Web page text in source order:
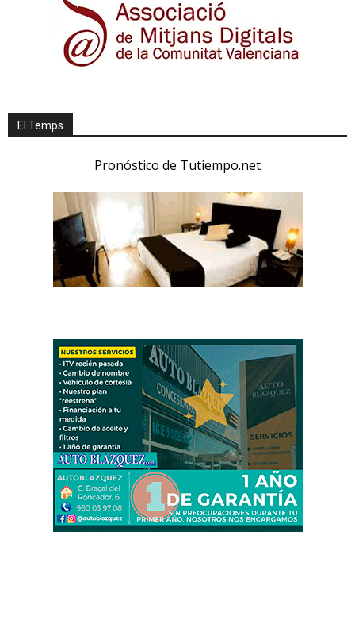
El Temps
Pronóstico de Tutiempo.net